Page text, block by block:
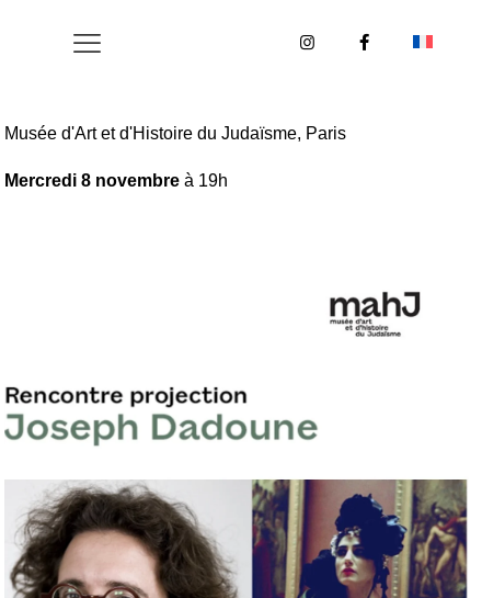
Musée d'Art et d'Histoire du Judaïsme, Paris
Mercredi 8 novembreà 19h
Adresse
Galerie Eva Vautier
2 rue Vernier Quartier